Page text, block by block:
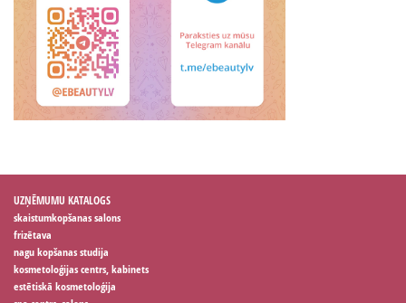
UZŅĒMUMU KATALOGS
skaistumkopšanas salons
frizētava
nagu kopšanas studija
kosmetoloģijas centrs, kabinets
estētiskā kosmetoloģija